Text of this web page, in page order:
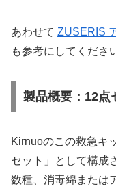
あわせて ZUSERIS
も参考にしてくださ
製品概要：12点
Kirnuoのこの救急キ
セット」として構成
数種、消毒綿または